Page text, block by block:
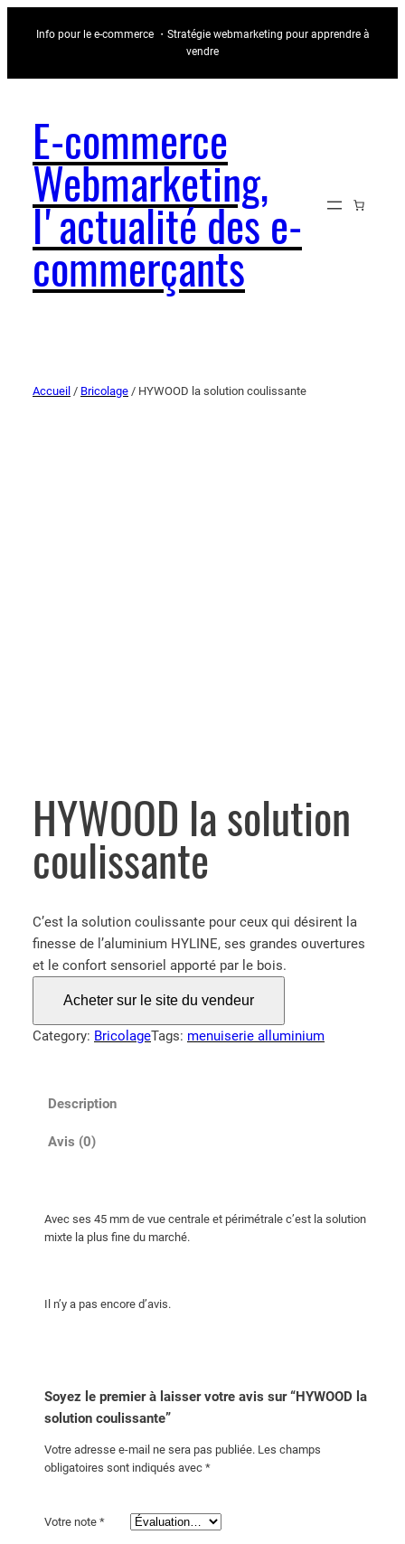
Info pour le e-commerce ・Stratégie webmarketing pour apprendre à
vendre
E-commerce
Webmarketing,
l'actualité des e-
commerçants
Accueil / Bricolage / HYWOOD la solution coulissante
HYWOOD la solution
coulissante
C’est la solution coulissante pour ceux qui désirent la
finesse de l’aluminium HYLINE, ses grandes ouvertures
et le confort sensoriel apporté par le bois.
Acheter sur le site du vendeur
Category: BricolageTags: menuiserie alluminium
Description
Avis (0)
Avec ses 45 mm de vue centrale et périmétrale c’est la solution
mixte la plus fine du marché.
Il n’y a pas encore d’avis.
Soyez le premier à laisser votre avis sur “HYWOOD la
solution coulissante”
Votre adresse e-mail ne sera pas publiée. Les champs
obligatoires sont indiqués avec *
Votre note *